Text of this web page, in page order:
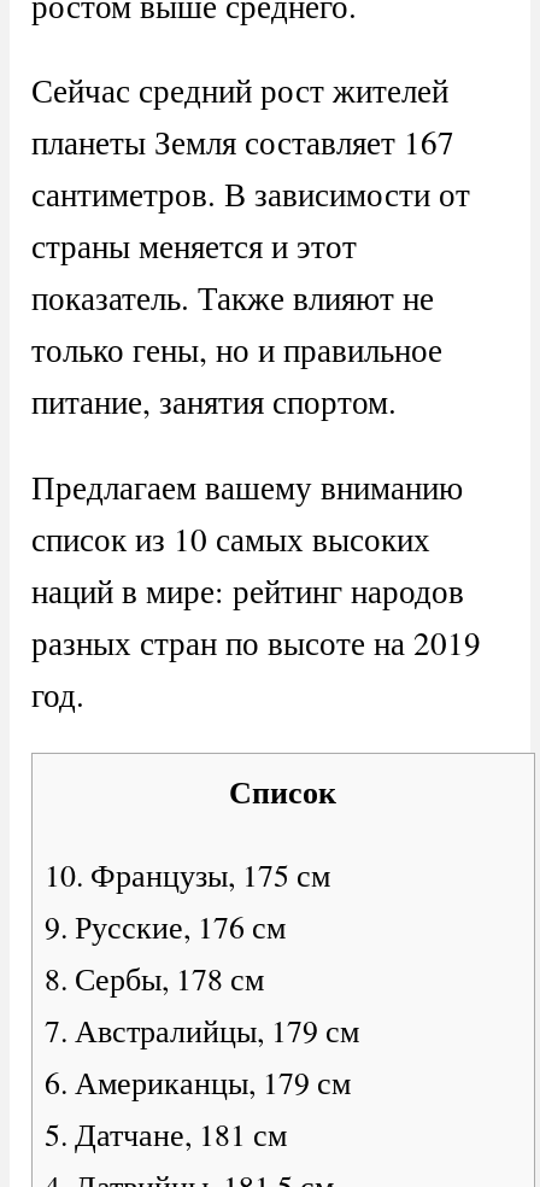
Сейчас средний рост жителей
планеты Земля составляет 167
сантиметров. В зависимости от
страны меняется и этот
показатель. Также влияют не
только гены, но и правильное
питание, занятия спортом.
Предлагаем вашему вниманию
список из 10 самых высоких
наций в мире: рейтинг народов
разных стран по высоте на 2019
год.
Список
10. Французы, 175 см
9. Русские, 176 см
8. Сербы, 178 см
7. Австралийцы, 179 см
6. Американцы, 179 см
5. Датчане, 181 см